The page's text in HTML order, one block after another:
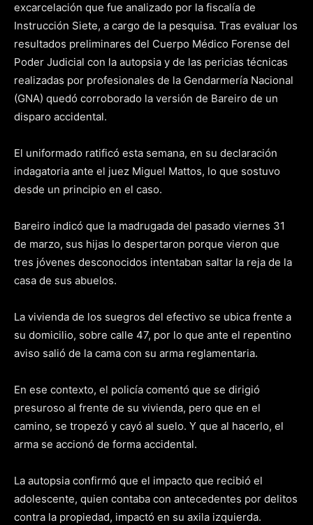
excarcelación que fue analizado por la fiscalía de
Instrucción Siete, a cargo de la pesquisa. Tras evaluar los
resultados preliminares del Cuerpo Médico Forense del
Poder Judicial con la autopsia y de las pericias técnicas
realizadas por profesionales de la Gendarmería Nacional
(GNA) quedó corroborado la versión de Bareiro de un
disparo accidental.
El uniformado ratificó esta semana, en su declaración
indagatoria ante el juez Miguel Mattos, lo que sostuvo
desde un principio en el caso.
Bareiro indicó que la madrugada del pasado viernes 31
de marzo, sus hijas lo despertaron porque vieron que
tres jóvenes desconocidos intentaban saltar la reja de la
casa de sus abuelos.
La vivienda de los suegros del efectivo se ubica frente a
su domicilio, sobre calle 47, por lo que ante el repentino
aviso salió de la cama con su arma reglamentaria.
En ese contexto, el policía comentó que se dirigió
presuroso al frente de su vivienda, pero que en el
camino, se tropezó y cayó al suelo. Y que al hacerlo, el
arma se accionó de forma accidental.
La autopsia confirmó que el impacto que recibió el
adolescente, quien contaba con antecedentes por delitos
contra la propiedad, impactó en su axila izquierda.